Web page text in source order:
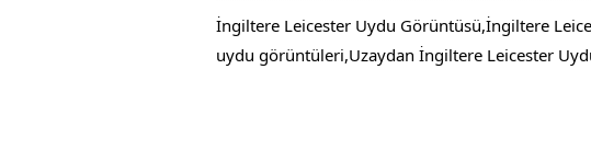
İngiltere Leicester Uydu Görüntüsü,İngiltere
uydu görüntüleri,Uzaydan İngiltere Leicester